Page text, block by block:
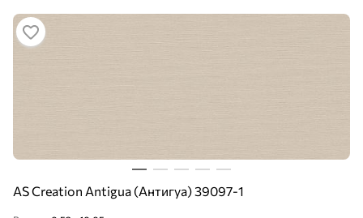
AS Creation Antigua (Антигуа) 39097-1